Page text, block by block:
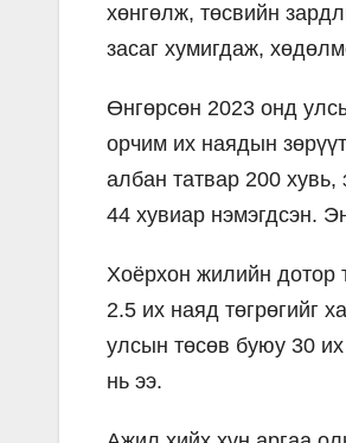
хөнгөлж, төсвийн
засаг хумигдаж,
Өнгөрсөн 2023 онд
орчим их наядын
албан татвар 200
44 хувиар нэмэгдсэн.
Хоёрхон жилийн дотор
2.5 их наяд төгрөгийг
улсын төсөв буюу 30
нь ээ.